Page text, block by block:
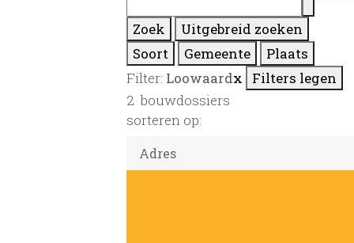
Zoek
Uitgebreid zoeken
Soort
Gemeente
Plaats
Filter: Loowaardx
Filters legen
2 bouwdossiers
sorteren op: